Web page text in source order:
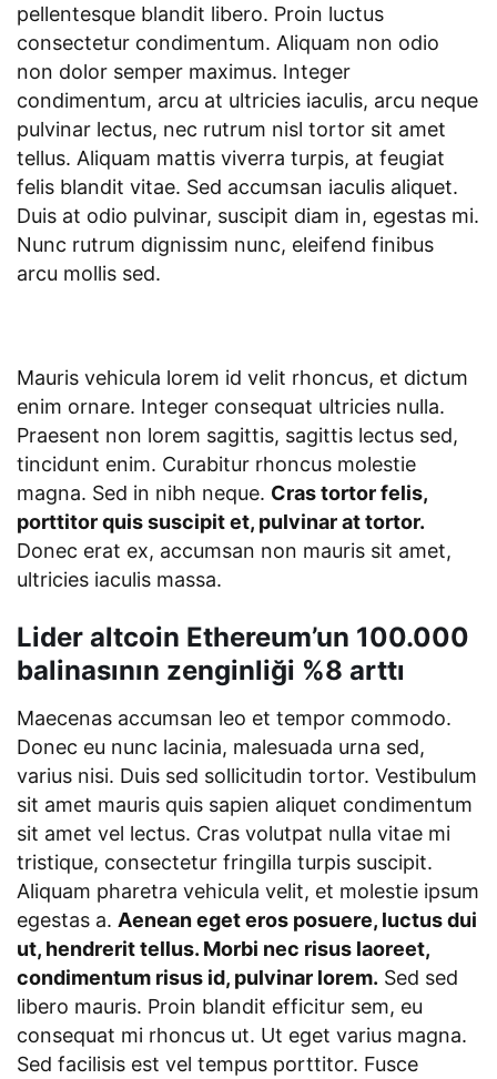
pellentesque blandit libero. Proin luctus
consectetur condimentum. Aliquam non odio
non dolor semper maximus. Integer
condimentum, arcu at ultricies iaculis, arcu neque
pulvinar lectus, nec rutrum nisl tortor sit amet
tellus. Aliquam mattis viverra turpis, at feugiat
felis blandit vitae. Sed accumsan iaculis aliquet.
Duis at odio pulvinar, suscipit diam in, egestas mi.
Nunc rutrum dignissim nunc, eleifend finibus
arcu mollis sed.
Mauris vehicula lorem id velit rhoncus, et dictum
enim ornare. Integer consequat ultricies nulla.
Praesent non lorem sagittis, sagittis lectus sed,
tincidunt enim. Curabitur rhoncus molestie
magna. Sed in nibh neque. Cras tortor felis,
porttitor quis suscipit et, pulvinar at tortor.
Donec erat ex, accumsan non mauris sit amet,
ultricies iaculis massa.
Lider altcoin Ethereum’un 100.000
balinasının zenginliği %8 arttı
Maecenas accumsan leo et tempor commodo.
Donec eu nunc lacinia, malesuada urna sed,
varius nisi. Duis sed sollicitudin tortor. Vestibulum
sit amet mauris quis sapien aliquet condimentum
sit amet vel lectus. Cras volutpat nulla vitae mi
tristique, consectetur fringilla turpis suscipit.
Aliquam pharetra vehicula velit, et molestie ipsum
egestas a. Aenean eget eros posuere, luctus dui
ut, hendrerit tellus. Morbi nec risus laoreet,
condimentum risus id, pulvinar lorem. Sed sed
libero mauris. Proin blandit efficitur sem, eu
consequat mi rhoncus ut. Ut eget varius magna.
Sed facilisis est vel tempus porttitor. Fusce